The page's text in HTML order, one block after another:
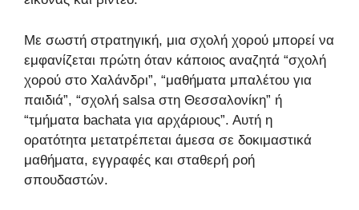
Με σωστή στρατηγική, μια σχολή χορού μπορεί να
εμφανίζεται πρώτη όταν κάποιος αναζητά “σχολή
χορού στο Χαλάνδρι”, “μαθήματα μπαλέτου για
παιδιά”, “σχολή salsa στη Θεσσαλονίκη” ή
“τμήματα bachata για αρχάριους”. Αυτή η
ορατότητα μετατρέπεται άμεσα σε δοκιμαστικά
μαθήματα, εγγραφές και σταθερή ροή
σπουδαστών.